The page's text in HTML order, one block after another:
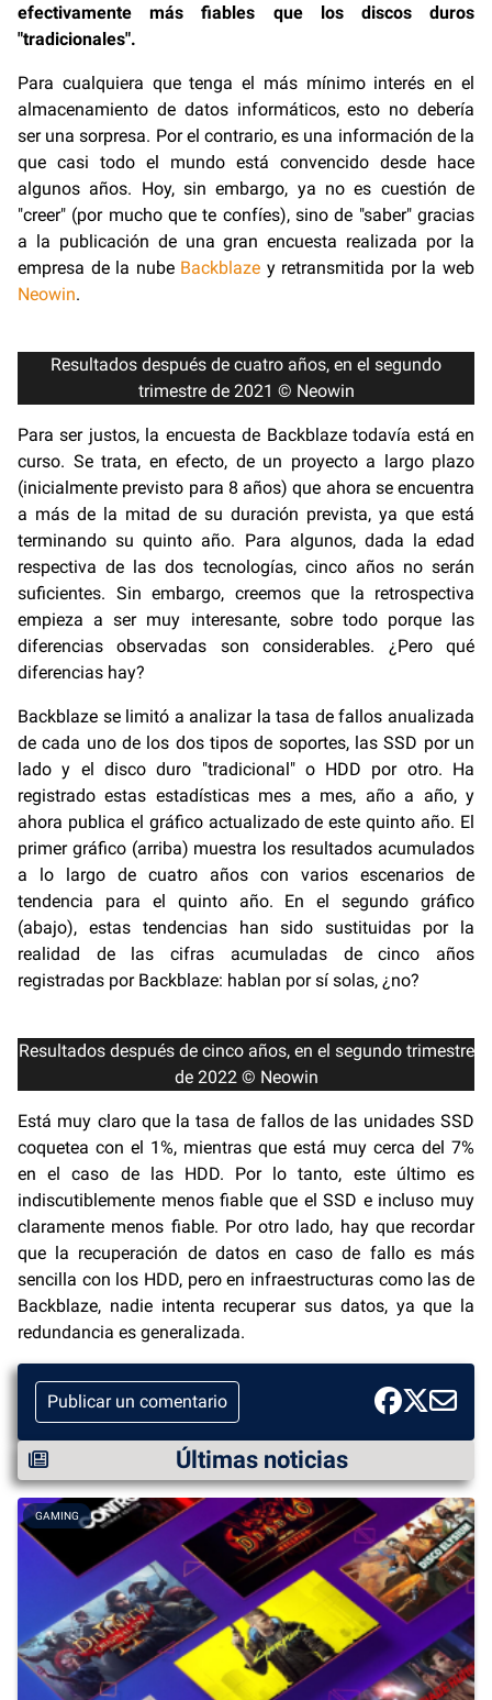
efectivamente más fiables que los discos duros
"tradicionales".
Para cualquiera que tenga el más mínimo interés en el
almacenamiento de datos informáticos, esto no debería
ser una sorpresa. Por el contrario, es una información de la
que casi todo el mundo está convencido desde hace
algunos años. Hoy, sin embargo, ya no es cuestión de
"creer" (por mucho que te confíes), sino de "saber" gracias
a la publicación de una gran encuesta realizada por la
empresa de la nube Backblaze y retransmitida por la web
Neowin.
Resultados después de cuatro años, en el segundo
trimestre de 2021 © Neowin
Para ser justos, la encuesta de Backblaze todavía está en
curso. Se trata, en efecto, de un proyecto a largo plazo
(inicialmente previsto para 8 años) que ahora se encuentra
a más de la mitad de su duración prevista, ya que está
terminando su quinto año. Para algunos, dada la edad
respectiva de las dos tecnologías, cinco años no serán
suficientes. Sin embargo, creemos que la retrospectiva
empieza a ser muy interesante, sobre todo porque las
diferencias observadas son considerables. ¿Pero qué
diferencias hay?
Backblaze se limitó a analizar la tasa de fallos anualizada
de cada uno de los dos tipos de soportes, las SSD por un
lado y el disco duro "tradicional" o HDD por otro. Ha
registrado estas estadísticas mes a mes, año a año, y
ahora publica el gráfico actualizado de este quinto año. El
primer gráfico (arriba) muestra los resultados acumulados
a lo largo de cuatro años con varios escenarios de
tendencia para el quinto año. En el segundo gráfico
(abajo), estas tendencias han sido sustituidas por la
realidad de las cifras acumuladas de cinco años
registradas por Backblaze: hablan por sí solas, ¿no?
Resultados después de cinco años, en el segundo trimestre
de 2022 © Neowin
Está muy claro que la tasa de fallos de las unidades SSD
coquetea con el 1%, mientras que está muy cerca del 7%
en el caso de las HDD. Por lo tanto, este último es
indiscutiblemente menos fiable que el SSD e incluso muy
claramente menos fiable. Por otro lado, hay que recordar
que la recuperación de datos en caso de fallo es más
sencilla con los HDD, pero en infraestructuras como las de
Backblaze, nadie intenta recuperar sus datos, ya que la
redundancia es generalizada.
Publicar un comentario
Últimas noticias
GAMING